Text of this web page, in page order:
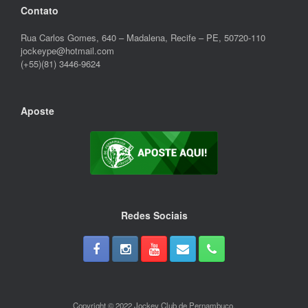
Contato
Rua Carlos Gomes, 640 – Madalena, Recife – PE, 50720-110
jockeype@hotmail.com
(+55)(81) 3446-9624
Aposte
Redes Sociais
Copyright © 2022 Jockey Club de Pernambuco.